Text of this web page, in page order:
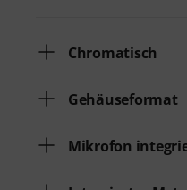
Chromatisch
Gehäuseformat
Mikrofon